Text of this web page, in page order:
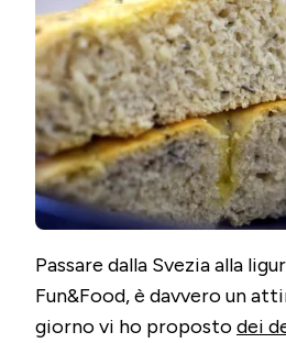
Passare dalla Svezia alla
Fun&Food, è davvero un
giorno vi ho propostodei